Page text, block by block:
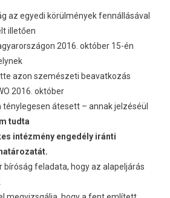
az egyedi körülmények fennállásával
illetően
2016. október 15-én
azon szemészeti beavatkozás
2016. október
átesett – annak jelzéséül
tudta
intézmény engedély iránti
bíróság feladata, hogy az alapeljárás